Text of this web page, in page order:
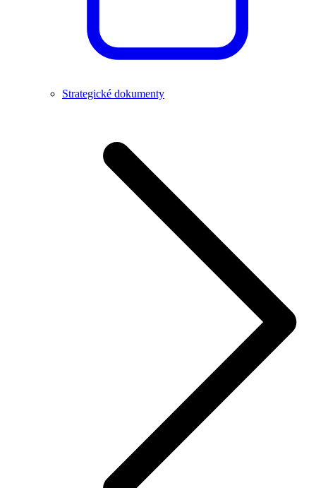
Strategické dokumenty